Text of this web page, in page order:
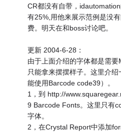
CR都没有自带，
有25%,用他来展示范例是没
费。明天在和boss讨论吧。
更新 2004-6-28：
由于上面介绍的字体都是需
只能拿来摆摆样子。这里介绍
能使用Barcode code39）。
1，到 http://
9 Barcode Fonts。这里只有
字体。
2，在Crystal Report中添加